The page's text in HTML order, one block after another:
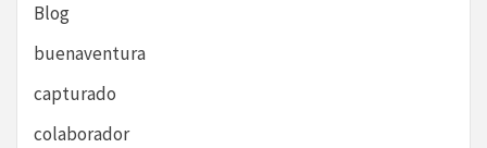
Blog
buenaventura
capturado
colaborador